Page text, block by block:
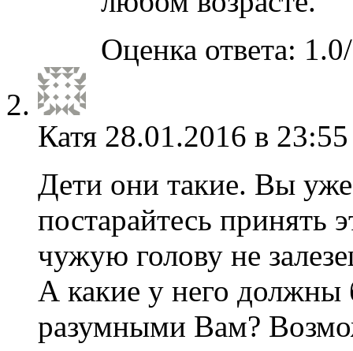
Оценка ответа: 1.0/
Катя 28.01.2016 в
Дети они такие. Вы
постарайтесь
чужую голову не
А какие у него должны
разумными Вам?